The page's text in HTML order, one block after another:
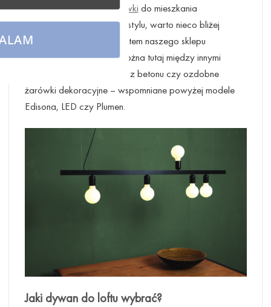
Szukająclampyczyżarówki do mieszkania
utrzymanego w loftowym stylu, warto nieco bliżej
zapoznać się z asortymentem naszego sklepu
internetowego. Znaleźć można tutaj między innymi
surowe modele wykonane z betonu czy ozdobne
żarówki dekoracyjne – wspomniane powyżej modele
Edisona, LED czy Plumen.
Jaki dywan do loftuwybrać?